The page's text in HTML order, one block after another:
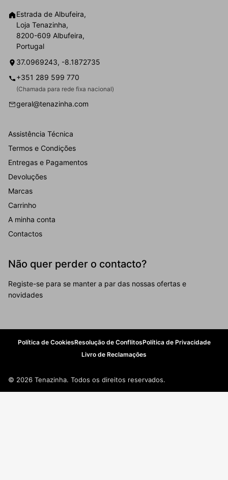
Estrada de Albufeira,
Loja Tenazinha,
8200-609 Albufeira,
Portugal
37.0969243, -8.1872735
+351 289 599 770
(Chamada para rede fixa nacional)
geral@tenazinha.com
Assistência Técnica
Termos e Condições
Entregas e Pagamentos
Devoluções
Marcas
Carrinho
A minha conta
Contactos
Não quer perder o contacto?
Registe-se para se manter a par das nossas ofertas e
novidades
Política de CookiesResolução de ConflitosPolítica de Privacidade
Livro de Reclamações
© 2026 Tenazinha. Todos os direitos reservados.